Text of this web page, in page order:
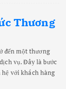
Thương
đến một thương
vụ. Đây là bước
với khách hàng